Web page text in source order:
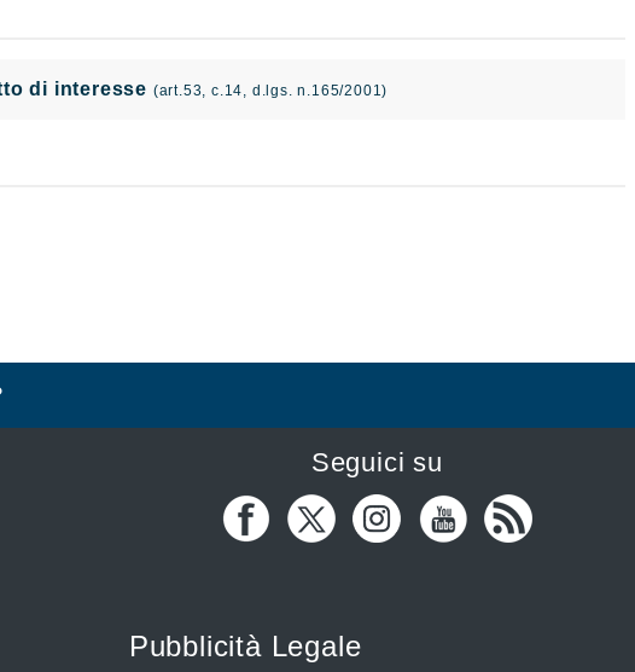
di interesse (art.53, c.14, d.lgs. n.165/2001)
Pubblicità Legale
Seguici su